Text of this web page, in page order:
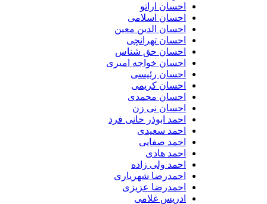
احسان اراتو
احسان اسلامی
احسان الدین معین
احسان تهرانچی
احسان حق شناس
احسان خواجه امیری
احسان رئیسی
احسان کریمی
احسان محمدی
احسان نی زن
احمد ابوذر خانی فرد
احمد سعیدی
احمد صفایی
احمد هادی
احمد ولی زاده
احمدرضا شهریاری
احمدرضا عزیزی
ادریس غلامی